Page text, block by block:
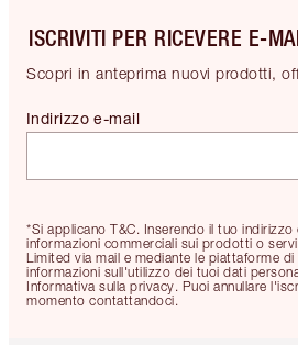
ISCRIVITI PER RICEVERE E-
Scopri in anteprima nuovi prodotti,
*Si applicano T&C. Inserendo il tuo
informazioni commerciali sui prodotti o
Limited via mail e mediante le piattaforme
informazioni sull'utilizzo dei tuoi dati
Informativa sulla privacy. Puoi annullare
momento contattandoci.
Indirizzo e-mail